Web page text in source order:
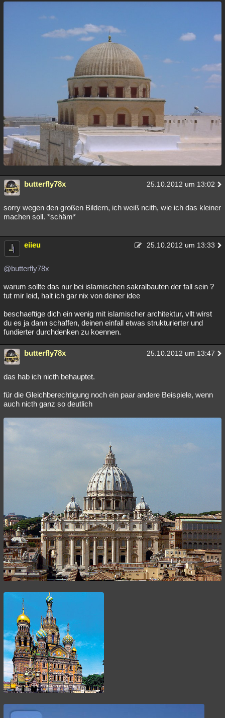
butterfly78x 25.10.2012 um 13:02
sorry wegen den großen Bildern, ich weiß ncith, wie ich das kleiner
machen soll. *schäm*
eiieu 25.10.2012 um 13:33
@butterfly78x
warum sollte das nur bei islamischen sakralbauten der fall sein ?
tut mir leid, halt ich gar nix von deiner idee
beschaeftige dich ein wenig mit islamischer architektur, vllt wirst
du es ja dann schaffen, deinen einfall etwas strukturierter und
fundierter durchdenken zu koennen.
butterfly78x 25.10.2012 um 13:47
das hab ich nicth behauptet.
für die Gleichberechtigung noch ein paar andere Beispiele, wenn
auch nicth ganz so deutlich